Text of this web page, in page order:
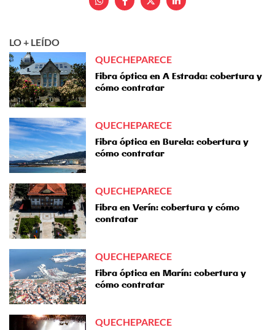
LO + LEÍDO
QUECHEPARECE
Fibra óptica en A Estrada: cobertura y
cómo contratar
QUECHEPARECE
Fibra óptica en Burela: cobertura y
cómo contratar
QUECHEPARECE
Fibra en Verín: cobertura y cómo
contratar
QUECHEPARECE
Fibra óptica en Marín: cobertura y
cómo contratar
QUECHEPARECE